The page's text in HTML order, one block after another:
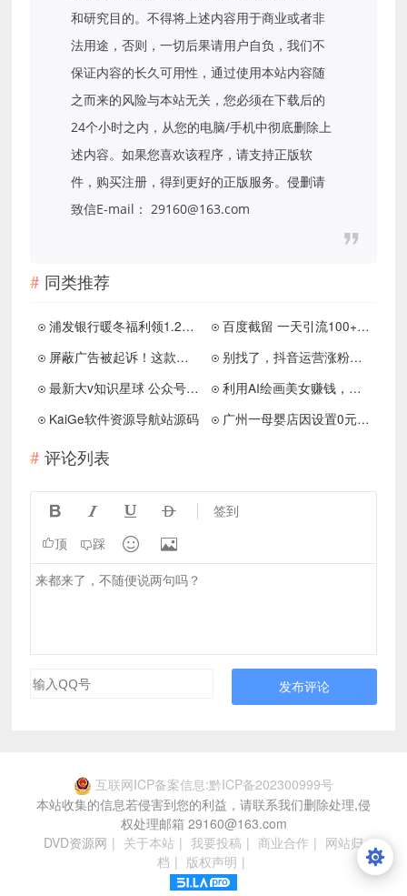
和研究目的。不得将上述内容用于商业或者非
法用途，否则，一切后果请用户自负，我们不
保证内容的长久可用性，通过使用本站内容随
之而来的风险与本站无关，您必须在下载后的
24个小时之内，从您的电脑/手机中彻底删除上
述内容。如果您喜欢该程序，请支持正版软
件，购买注册，得到更好的正版服务。侵删请
致信E-mail： 29160@163.com
同类推荐
浦发银行暖冬福利领1.28亓红包
百度截留 一天引流100+创业粉
屏蔽广告被起诉！这款良心浏览器破产了
别找了，抖音运营涨粉逻辑全在这里了
最新大v知识星球 公众号 小圈子等付费内容合集 4月份更新合集
利用AI绘画美女赚钱，轻松日入200+
KaiGe软件资源导航站源码
广州一母婴店因设置0元购导致关店
评论列表
    签到
顶 踩  
发布评论
互联网ICP备案信息:黔ICP备202300999号
本站收集的信息若侵害到您的利益，请联系我们删除处理,侵
权处理邮箱 29160@163.com
DVD资源网 | 关于本站 | 我要投稿 | 商业合作 | 网站归
档 | 版权声明 |